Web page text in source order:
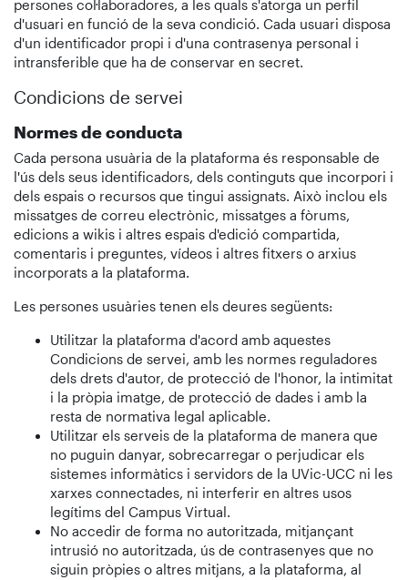
persones col·laboradores, a les quals s'atorga un perfil
d'usuari en funció de la seva condició. Cada usuari disposa
d'un identificador propi i d'una contrasenya personal i
intransferible que ha de conservar en secret.
Condicions de servei
Normes de conducta
Cada persona usuària de la plataforma és responsable de
l'ús dels seus identificadors, dels continguts que incorpori i
dels espais o recursos que tingui assignats. Això inclou els
missatges de correu electrònic, missatges a fòrums,
edicions a wikis i altres espais d'edició compartida,
comentaris i preguntes, vídeos i altres fitxers o arxius
incorporats a la plataforma.
Les persones usuàries tenen els deures següents:
Utilitzar la plataforma d'acord amb aquestes
Condicions de servei, amb les normes reguladores
dels drets d'autor, de protecció de l'honor, la intimitat
i la pròpia imatge, de protecció de dades i amb la
resta de normativa legal aplicable.
Utilitzar els serveis de la plataforma de manera que
no puguin danyar, sobrecarregar o perjudicar els
sistemes informàtics i servidors de la UVic-UCC ni les
xarxes connectades, ni interferir en altres usos
legítims del Campus Virtual.
No accedir de forma no autoritzada, mitjançant
intrusió no autoritzada, ús de contrasenyes que no
siguin pròpies o altres mitjans, a la plataforma, al